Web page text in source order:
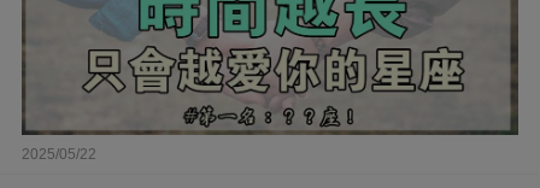
2025/05/22